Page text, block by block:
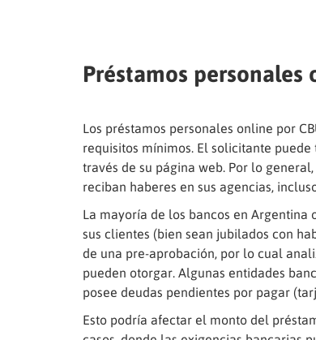
Préstamos personales
Los préstamos personales online por
requisitos mínimos. El solicitante
través de su página web. Por lo
reciban haberes en sus agencias,
La mayoría de los bancos en
sus clientes (bien sean jubilados con
de una pre-aprobación, por lo cual
pueden otorgar. Algunas entidades
posee deudas pendientes por pagar
Esto podría afectar el monto del